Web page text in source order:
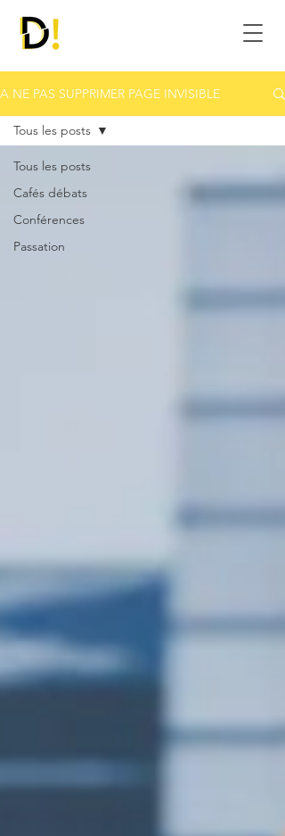
A NE PAS SUPPRIMER PAGE INVISIBLE
Tous les posts
Cafés débats
Conférences
Passation
Tous les posts